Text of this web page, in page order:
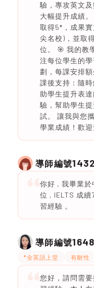
驗，專攻英文
大幅提升成績
取得5*，成果
尖名校)，並取
位。 🎯 我的教
注每位學生的
劃，每課安排額
課後支持：隨
助學生提升表
驗，幫助學生
試。 讓我與您
學業成績！歡
導師編號
你好 , 我畢業
位 , IELTS 成
習經驗 。
導師編號
*全英語上堂 有耐性
您好，請問需